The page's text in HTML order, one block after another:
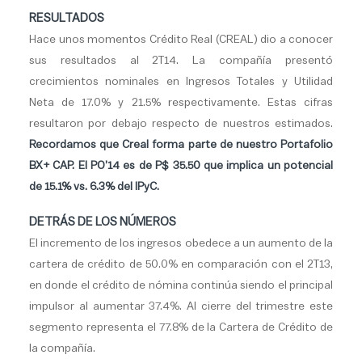
RESULTADOS
Hace unos momentos Crédito Real (CREAL) dio a conocer
sus resultados al 2T14. La compañía presentó
crecimientos nominales en Ingresos Totales y Utilidad
Neta de 17.0% y 21.5% respectivamente. Estas cifras
resultaron por debajo respecto de nuestros estimados.
Recordamos que Creal forma parte de nuestro Portafolio
BX+ CAP. El PO’14 es de P$ 35.50 que implica un potencial
de 15.1% vs. 6.3% del IPyC.
DETRÁS DE LOS NÚMEROS
El incremento de los ingresos obedece a un aumento de la
cartera de crédito de 50.0% en comparación con el 2T13,
en donde el crédito de nómina continúa siendo el principal
impulsor al aumentar 37.4%. Al cierre del trimestre este
segmento representa el 77.8% de la Cartera de Crédito de
la compañía.